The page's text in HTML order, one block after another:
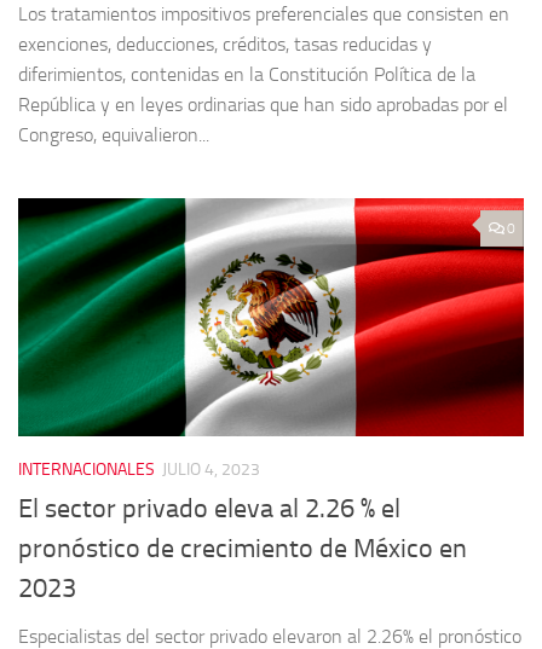
Los tratamientos impositivos preferenciales que consisten en
exenciones, deducciones, créditos, tasas reducidas y
diferimientos, contenidas en la Constitución Política de la
República y en leyes ordinarias que han sido aprobadas por el
Congreso, equivalieron...
0
INTERNACIONALES JULIO 4, 2023
El sector privado eleva al 2.26 % el
pronóstico de crecimiento de México en
2023
Especialistas del sector privado elevaron al 2.26% el pronóstico